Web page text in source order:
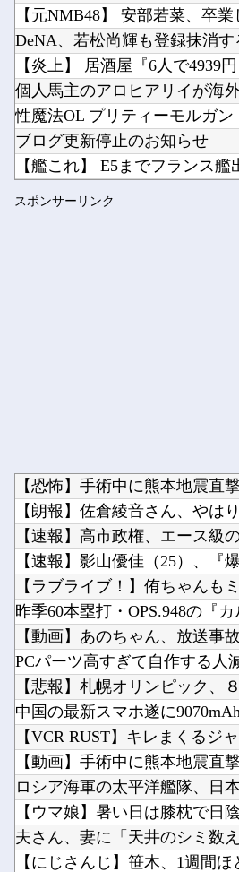
【元NMB48】 安部若菜、卒
性魔法OL プリティーモルガン
ブログ更新停止のお知らせ
涌井秀章(40) 2.88 3勝1敗 4QS
スポンサーリンク
【朗報】佐倉綾音さん、やは
PCパーツ高すぎて自作する人
【悲報】札幌オリンピック、
【にじさんじ】笹木、1週間